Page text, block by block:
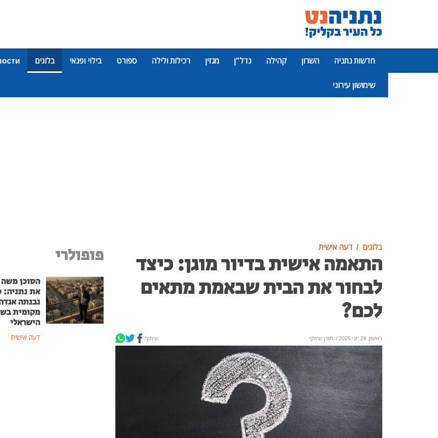
חדשות נתניה השרון קהילה נדל"ן מגזין רכילות ולילה ספורט בילוי ופנאי בלוגים
שימושון עירוני
בלוגים דעה אישית
התאמה אישית בדיור מוגן: כיצד
לבחור את הבית שבאמת מתאים
לכם?
ראשון, 29 יוני 2025 / תוכן שיווקי שיתוף
פופולרי
הסוכן
את נתניה:
נבנתה
מקומית
הישראלי
דעה אישית